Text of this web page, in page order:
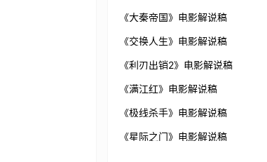
《大秦帝国》电影解说稿
《交换人生》电影解说稿
《利刃出销2》电影解说稿
《满江红》电影解说稿
《极线杀手》电影解说稿
《星际之门》电影解说稿